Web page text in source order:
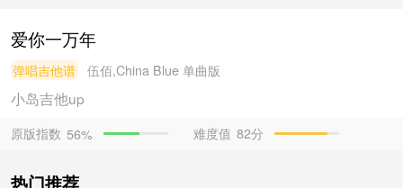
爱你一万年
弹唱吉他谱 伍佰,China Blue 单曲版
小岛吉他up
原版指数 56% 难度值 82分